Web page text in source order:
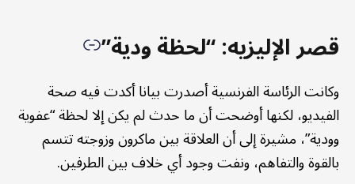
قصر الإليزيه: “لحظة ودية”
وكانت الرئاسة الفرنسية أصدرت بيانا أكدت فيه صحة
الفيديو، لكنها أوضحت أن ما حدث لم يكن إلا لحظة “عفوية
وودية”، مشيرة إلى أن العلاقة بين ماكرون وزوجته تتسم
بالقوة والتفاهم، ونفت وجود أي خلاف بين الطرفين.